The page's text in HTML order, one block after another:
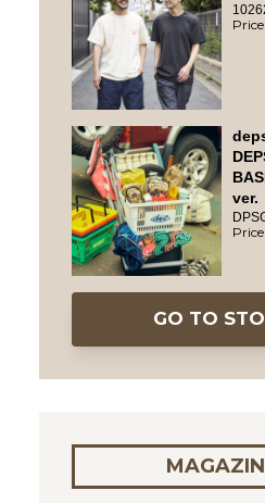
ver.
GO TO